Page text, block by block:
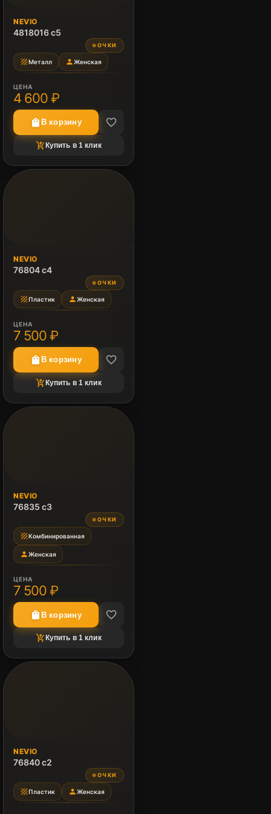
NEVIO
4818016 c5
● ОЧКИ
textureМеталл personЖенская
ЦЕНА
4 600 ₽
shopping_bag В корзину favorite_border
shopping_cart_checkoutКупить в 1 клик
NEVIO
76804 c4
● ОЧКИ
textureПластик personЖенская
ЦЕНА
7 500 ₽
shopping_bag В корзину favorite_border
shopping_cart_checkoutКупить в 1 клик
NEVIO
76835 c3
● ОЧКИ
textureКомбинированная
personЖенская
ЦЕНА
7 500 ₽
shopping_bag В корзину favorite_border
shopping_cart_checkout Купить в 1 клик
NEVIO
76840 c2
● ОЧКИ
textureПластик personЖенская